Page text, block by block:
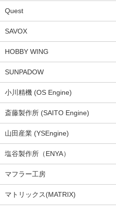
Quest
SAVOX
HOBBY WING
SUNPADOW
小川精機 (OS Engine)
斎藤製作所 (SAITO Engine)
山田産業 (YSEngine)
塩谷製作所（ENYA）
マフラー工房
マトリックス(MATRIX)